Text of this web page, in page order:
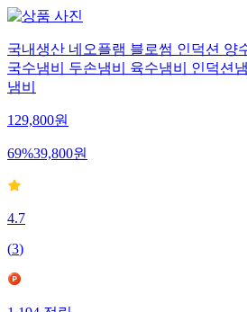
국내생산 네오플램 블로썸 인덕션 양
국수냄비 두손냄비 육수냄비 인덕션
냄비
129,800원
69%39,800원
4.7
(3)